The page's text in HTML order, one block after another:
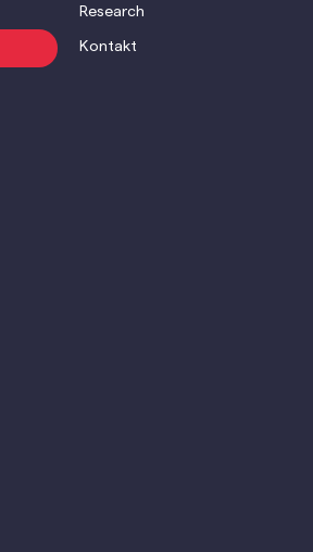
Research
Kontakt